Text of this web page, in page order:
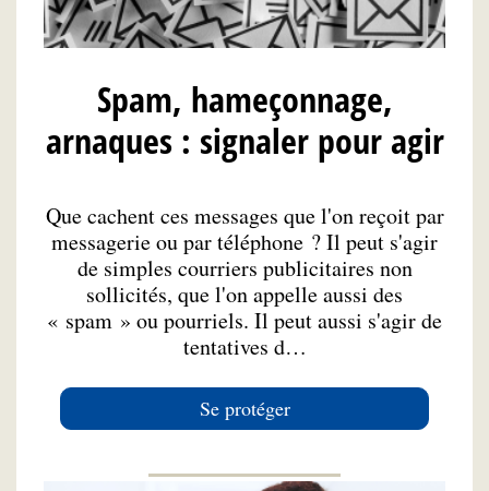
Spam, hameçonnage,
arnaques : signaler pour agir
Que cachent ces messages que l'on reçoit par
messagerie ou par téléphone ? Il peut s'agir
de simples courriers publicitaires non
sollicités, que l'on appelle aussi des
« spam » ou pourriels. Il peut aussi s'agir de
tentatives d…
Se protéger